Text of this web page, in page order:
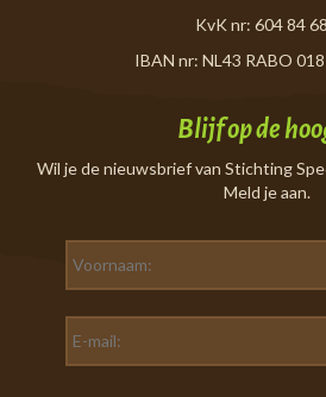
KvK nr: 604 84
IBAN nr: NL43 RABO
Blijf op de
Wil je de nieuwsbrief van Stichting
Meld je aan.